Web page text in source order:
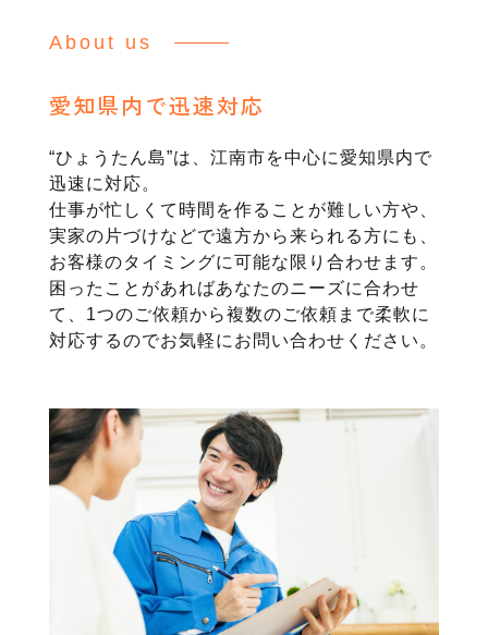
About us
愛知県内で迅速対応
“ひょうたん島”は、江南市を中心に愛知県内で
迅速に対応。
仕事が忙しくて時間を作ることが難しい方や、
実家の片づけなどで遠方から来られる方にも、
お客様のタイミングに可能な限り合わせます。
困ったことがあればあなたのニーズに合わせ
て、1つのご依頼から複数のご依頼まで柔軟に
対応するのでお気軽にお問い合わせください。